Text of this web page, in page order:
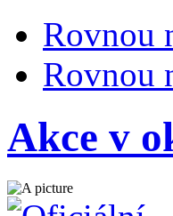
Rovnou
Rovnou
Akce v